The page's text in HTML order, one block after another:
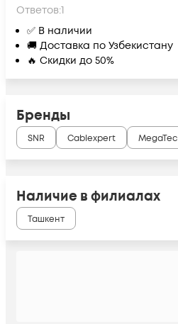
Ответов:1
✅ В наличии
🚚 Доставка по Узбекистану
🔥 Скидки до 50%
Бренды
SNR Cablexpert MegaTec
Наличие в филиалах
Ташкент